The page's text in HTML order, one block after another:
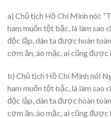
a) Chủ tịch Hồ Chí Minh nói:
ham muốn tột bậc, là làm sao
độc lập, dân ta được hoàn
cơm ăn, áo mặc, ai cũng được
b) Chủ tịch Hồ Chí Minh nói
ham muốn tột bậc, là làm sao
độc lập, dân ta được hoàn
cơm ăn, áo mặc, ai cũng được